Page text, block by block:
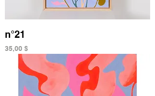
n°21
Prix
35,00 $